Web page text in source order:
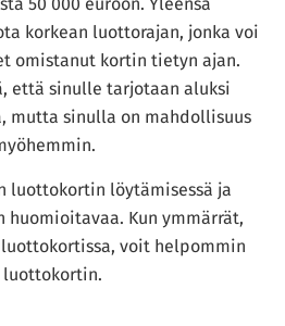
korkean luottorajan, jonka voi
omistanut kortin tietyn ajan.
että sinulle tarjotaan aluksi
mutta sinulla on mahdollisuus
luottokortin löytämisessä ja
huomioitavaa. Kun ymmärrät,
voit helpommin